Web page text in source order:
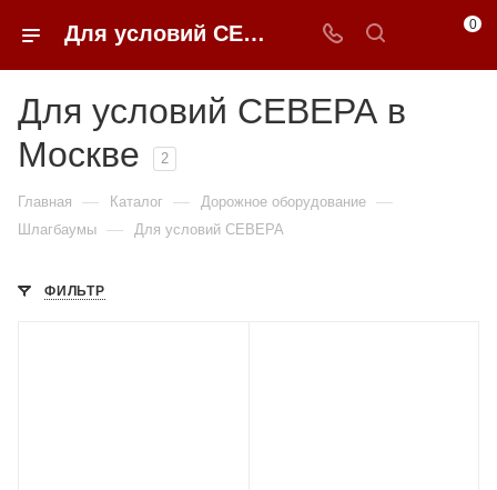
Для условий СЕВЕРА в Москве купить по доступным ценам с доставкой от 0ФФЕР.ру 0
Для условий СЕВЕРА в
Москве
2
Главная — Каталог — Дорожное оборудование —
Шлагбаумы — Для условий СЕВЕРА
ФИЛЬТР